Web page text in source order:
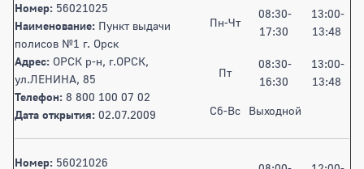
Номер: 56021025
Наименование: Пункт выдачи
полисов №1 г. Орск
Адрес: ОРСК р-н, г.ОРСК,
ул.ЛЕНИНА, 85
Телефон: 8 800 100 07 02
Дата открытия: 02.07.2009
Пн-Чт
08:30-
17:30
13:00-
13:48
Пт
08:30-
16:30
13:00-
13:48
Сб-Вс Выходной
Номер: 56021026